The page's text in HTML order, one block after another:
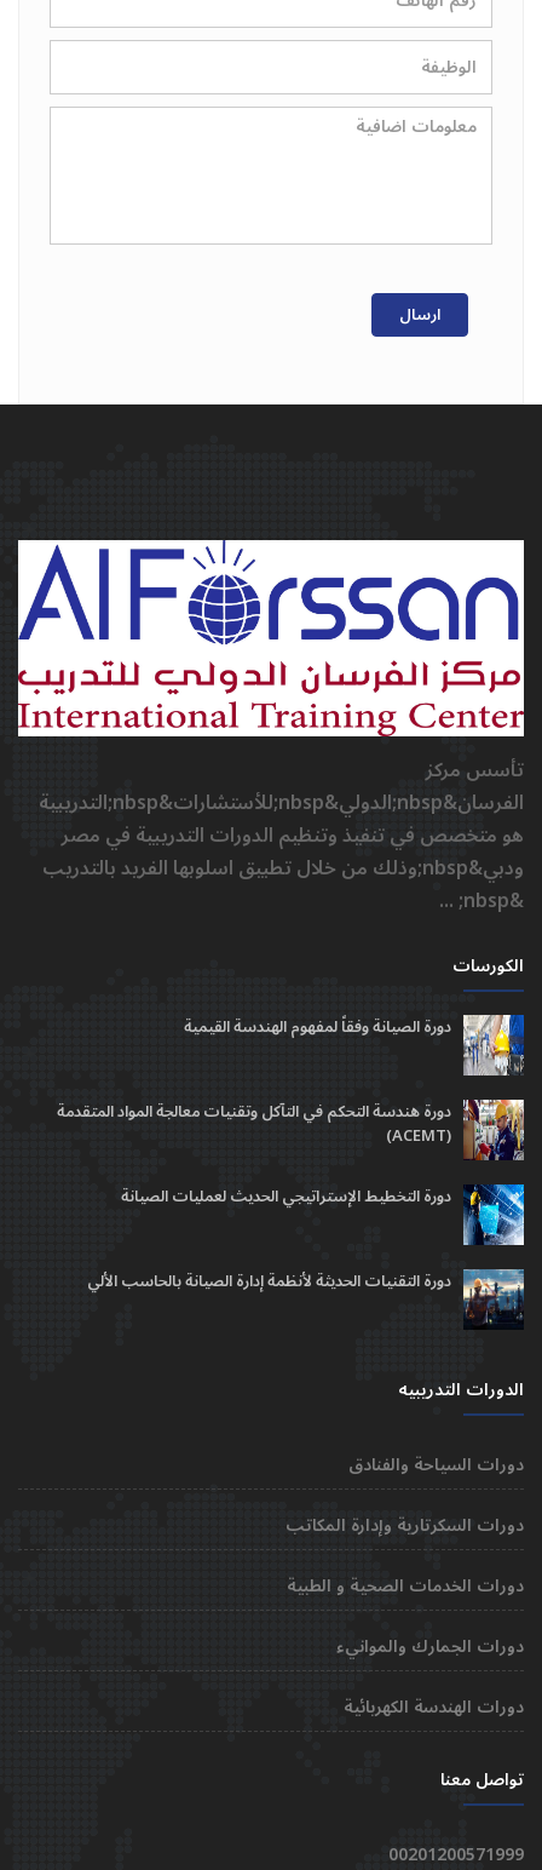
ارسال
تأسس مركز
الفرسان&nbsp;الدولي&nbsp;للأستشارات&nbsp;التدريبية
هو متخصص في تنفيذ وتنظيم الدورات التدريبية في مصر
ودبي&nbsp;وذلك من خلال تطبيق اسلوبها الفريد بالتدريب
&nbsp; ...
الكورسات
دورة الصيانة وفقاً لمفهوم الهندسة القيمية
دورة هندسة التحكم في التآكل وتقنيات معالجة المواد المتقدمة
(ACEMT)
دورة التخطيط الإستراتيجي الحديث لعمليات الصيانة
دورة التقنيات الحديثة لأنظمة إدارة الصيانة بالحاسب الألي
الدورات التدريبيه
دورات السياحة والفنادق
دورات السكرتارية وإدارة المكاتب
دورات الخدمات الصحية و الطبية
دورات الجمارك والموانيء
دورات الهندسة الكهربائية
تواصل معنا
00201200571999